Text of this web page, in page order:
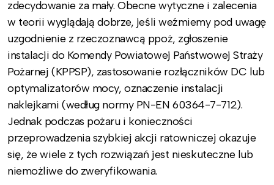
zdecydowanie za mały. Obecne wytyczne i zalecenia
w teorii wyglądają dobrze, jeśli weźmiemy pod uwagę
uzgodnienie z rzeczoznawcą ppoż, zgłoszenie
instalacji do Komendy Powiatowej Państwowej Straży
Pożarnej (KPPSP), zastosowanie rozłączników DC lub
optymalizatorów mocy, oznaczenie instalacji
naklejkami (według normy PN-EN 60364-7-712).
Jednak podczas pożaru i konieczności
przeprowadzenia szybkiej akcji ratowniczej okazuje
się, że wiele z tych rozwiązań jest nieskuteczne lub
niemożliwe do zweryfikowania.